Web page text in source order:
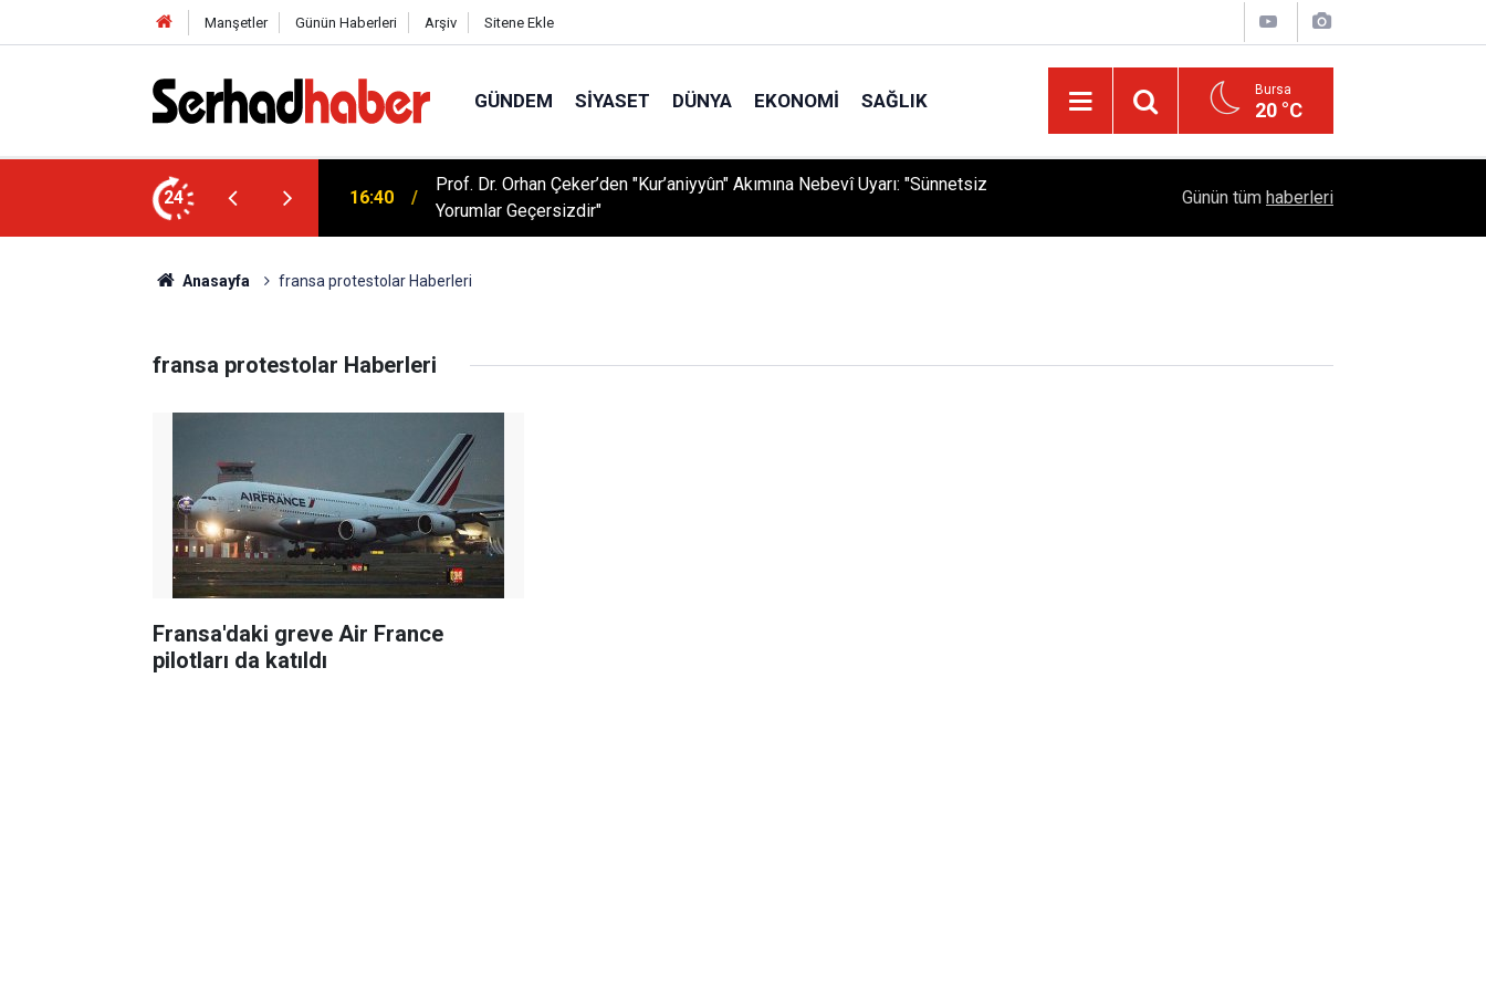
Manşetler Günün Haberleri Arşiv Sitene Ekle
GÜNDEM SIYASET DÜNYA EKONOMI SAĞLIK Bursa
20 °C
24
Aslan Genel Başkan Yardımcısı Oldu 16:40
Prof. Dr. Orhan Çeker’den "Kur’aniyyûn" Akımına Nebevî Uyarı: "Sünnetsiz
Yorumlar Geçersizdir"
Sağlıklı Beslenmede Yeni Trend: Düşük
Günün tüm haberleri
Anasayfa fransa protestolar Haberleri
fransa protestolar Haberleri
Fransa'daki greve Air France
pilotları da katıldı